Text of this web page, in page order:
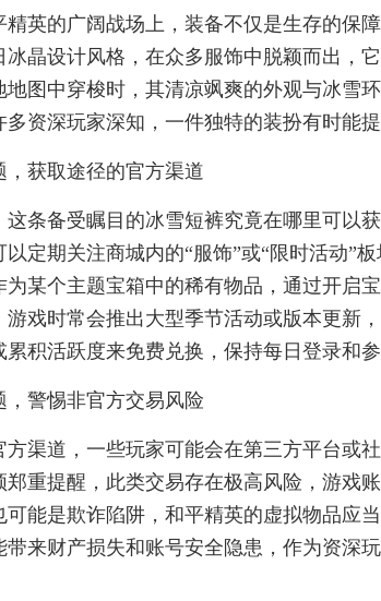
精英的广阔战场上，装备不仅是生存的保
冰晶设计风格，在众多服饰中脱颖而出，
地图中穿梭时，其清凉飒爽的外观与冰雪
多资深玩家深知，一件独特的装扮有时能
，获取途径的官方渠道
这条备受瞩目的冰雪短裤究竟在哪里可以
以定期关注商城内的“服饰”或“限时活动”
为某个主题宝箱中的稀有物品，通过开启
游戏时常会推出大型季节活动或版本更新
累积活跃度来免费兑换，保持每日登录和参
，警惕非官方交易风险
方渠道，一些玩家可能会在第三方平台或
郑重提醒，此类交易存在极高风险，游戏
可能是欺诈陷阱，和平精英的虚拟物品应
带来财产损失和账号安全隐患，作为资深